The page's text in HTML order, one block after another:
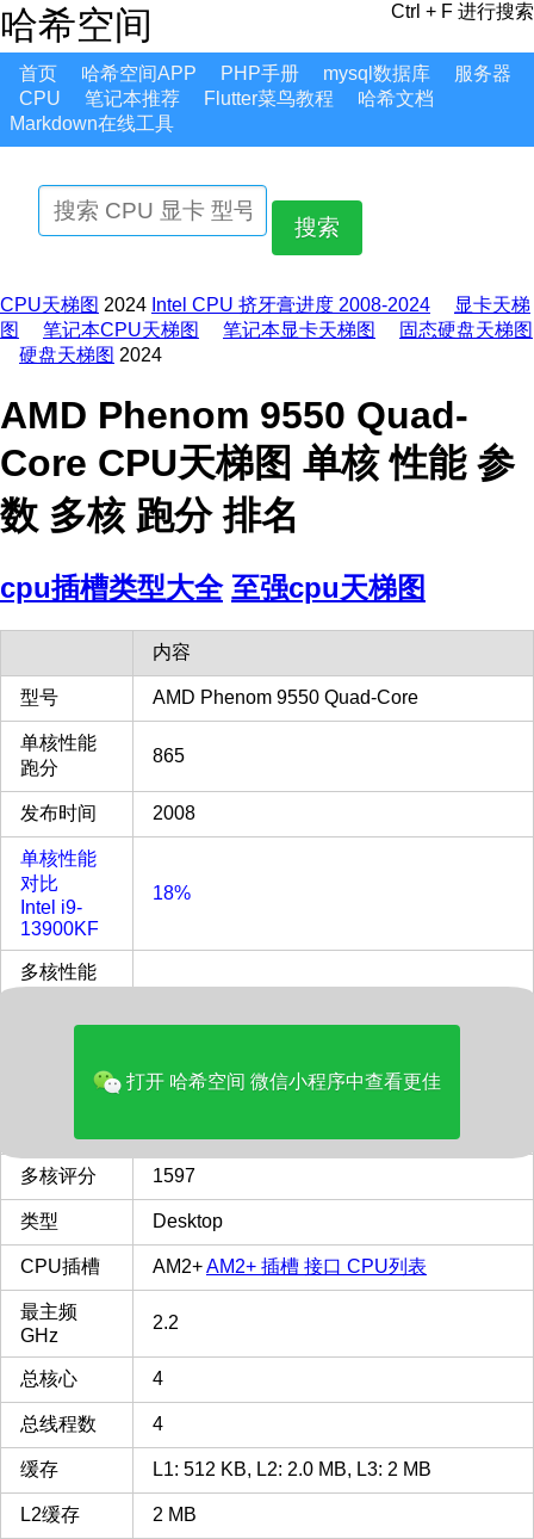
哈希空间 Ctrl + F 进行搜索
首页 哈希空间APP PHP手册 mysql数据库
服务器
CPU
笔记本推荐 Flutter菜鸟教程
哈希文档
Markdown在线工具
搜索
CPU天梯图 2024 Intel CPU 挤牙膏进度 2008-2024
显卡天梯
图
笔记本CPU天梯图 笔记本显卡天梯图
固态硬盘天梯图
硬盘天梯图 2024
AMD Phenom 9550 Quad-
Core CPU天梯图 单核 性能 参
数 多核 跑分 排名
cpu插槽类型大全 至强cpu天梯图
内容
型号 AMD Phenom 9550 Quad-Core
单核性能
跑分
865
发布时间 2008
单核性能
对比
Intel i9-
13900KF
18%
多核性能
Intel i9-
价格(美元) 23.10
多核评分 1597
类型 Desktop
CPU插槽 AM2+AM2+ 插槽 接口 CPU列表
最主频
GHz
2.2
总核心 4
总线程数 4
缓存 L1: 512 KB, L2: 2.0 MB, L3: 2 MB
L2缓存 2 MB
打开 哈希空间 微信小程序中查看更佳